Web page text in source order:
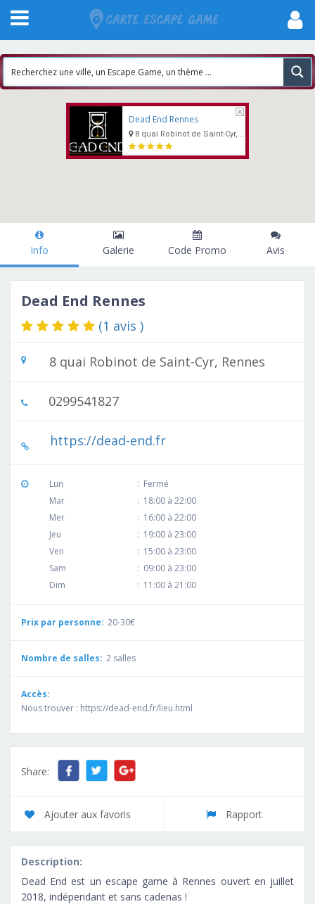
Dead End Rennes
8 quai Robinot de Saint-Cyr, Rennes
Info Galerie Code Promo Avis
Dead End Rennes
(1 avis )
8 quai Robinot de Saint-Cyr, Rennes
0299541827
https://dead-end.fr
Lun : Fermé
Mar
: 18:00 à 22:00
Mer
: 16:00 à 22:00
Jeu
: 19:00 à 23:00
Ven
: 15:00 à 23:00
Sam
: 09:00 à 23:00
Dim
: 11:00 à 21:00
Prix par personne: 20-30€
Nombre de salles: 2 salles
Accès:
Nous trouver : https://dead-end.fr/lieu.html
Share:
Ajouter aux favoris Rapport
Description:
Dead End est un escape game à Rennes ouvert en juillet
2018, indépendant et sans cadenas !